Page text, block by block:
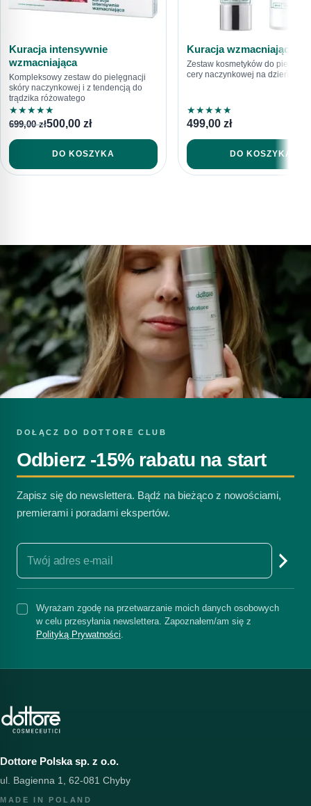
Kuracja intensywnie
wzmacniająca
Kompleksowy zestaw do pielęgnacji
skóry naczynkowej i z tendencją do
trądzika różowatego
★★★★★
699,00zł500,00 zł
DO KOSZYKA
Kuracja wzmacniająca
Zestaw kosmetyków do
cery naczynkowej na dzień i na
★★★★★
499,00 zł
DO KOSZYKA
DOŁĄCZ DO DOTTORE CLUB
Odbierz -15% rabatu na start
Zapisz się do newslettera. Bądź na bieżąco z nowościami,
premierami i poradami ekspertów.
Wyrażam zgodę na przetwarzanie moich danych osobowych
w celu przesyłania newslettera. Zapoznałem/am się z
Polityką Prywatności.
Dottore Polska sp. z o.o.
ul. Bagienna 1, 62-081 Chyby
MADE IN POLAND